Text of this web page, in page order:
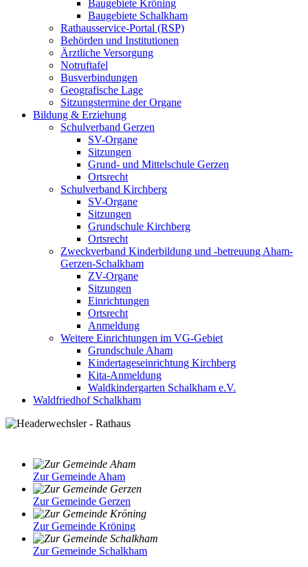
Baugebiete Kröning
Baugebiete Schalkham
Rathausservice-Portal (RSP)
Behörden und Institutionen
Ärztliche Versorgung
Notruftafel
Busverbindungen
Geografische Lage
Sitzungstermine der Organe
Bildung & Erziehung
Schulverband Gerzen
SV-Organe
Sitzungen
Grund- und Mittelschule Gerzen
Ortsrecht
Schulverband Kirchberg
SV-Organe
Sitzungen
Grundschule Kirchberg
Ortsrecht
Zweckverband Kinderbildung und -betreuung Aham-
Gerzen-Schalkham
ZV-Organe
Sitzungen
Einrichtungen
Ortsrecht
Anmeldung
Weitere Einrichtungen im VG-Gebiet
Grundschule Aham
Kindertageseinrichtung Kirchberg
Kita-Anmeldung
Waldkindergarten Schalkham e.V.
Waldfriedhof Schalkham
Zur Gemeinde Aham
Zur Gemeinde Gerzen
Zur Gemeinde Kröning
Zur Gemeinde Schalkham